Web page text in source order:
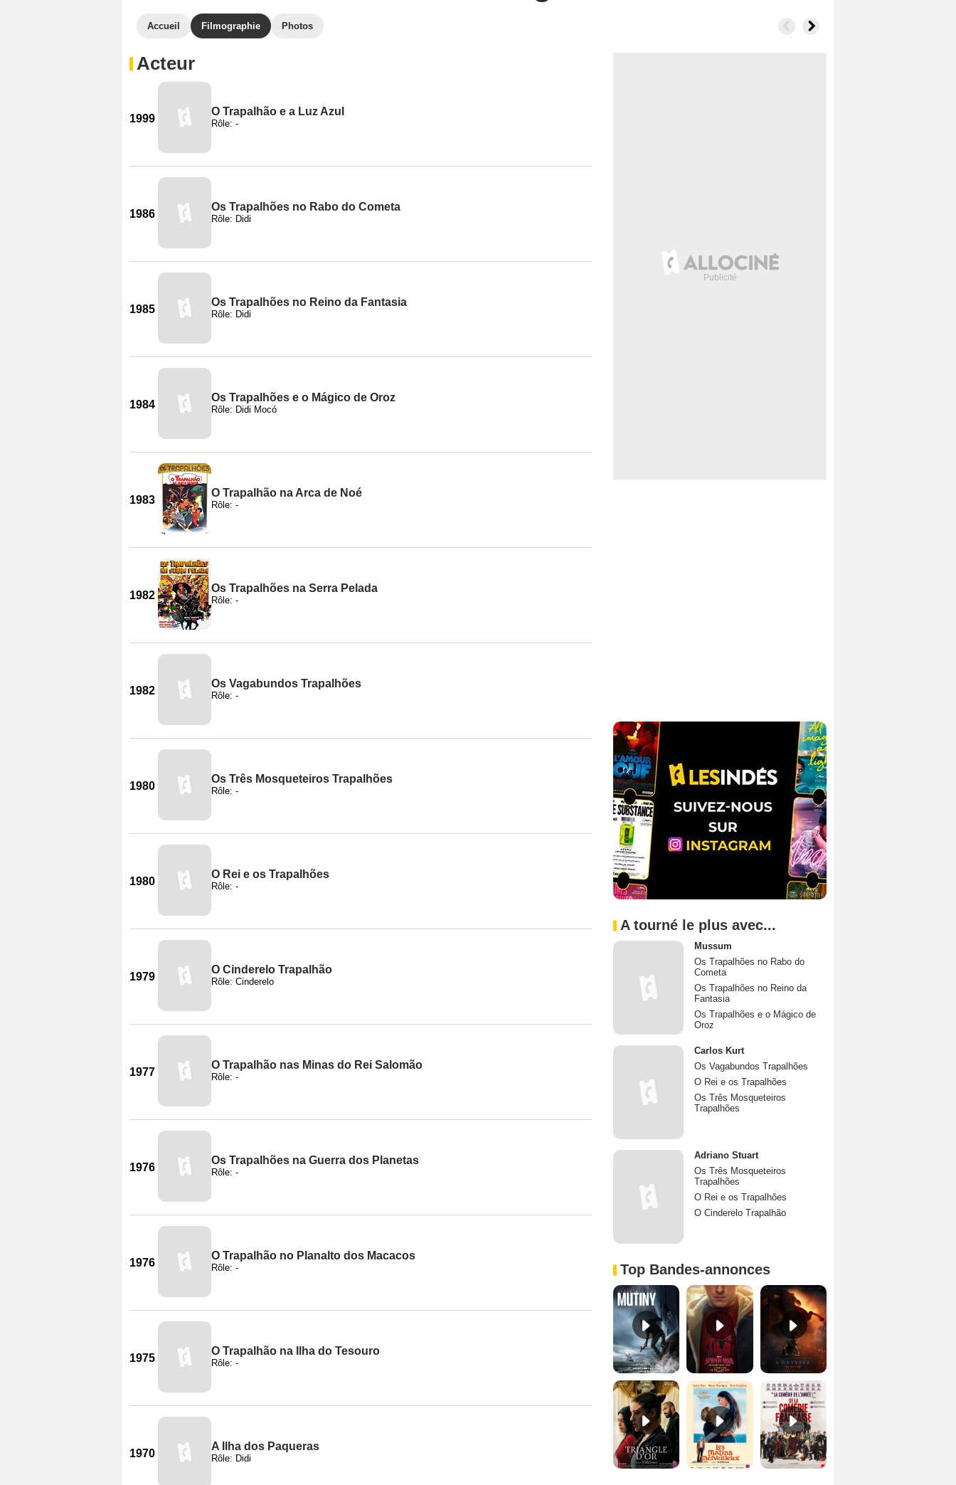
Accueil Filmographie Photos
Acteur
1999
O Trapalhão e a Luz Azul
Rôle: -
1986
Os Trapalhões no Rabo do Cometa
Rôle: Didi
1985
Os Trapalhões no Reino da Fantasia
Rôle: Didi
1984
Os Trapalhões e o Mágico de Oroz
Rôle: Didi Mocó
1983
O Trapalhão na Arca de Noé
Rôle: -
1982
Os Trapalhões na Serra Pelada
Rôle: -
1982
Os Vagabundos Trapalhões
Rôle: -
1980
Os Três Mosqueteiros Trapalhões
Rôle: -
1980
O Rei e os Trapalhões
Rôle: -
1979
O Cinderelo Trapalhão
Rôle: Cinderelo
1977
O Trapalhão nas Minas do Rei Salomão
Rôle: -
1976
Os Trapalhões na Guerra dos Planetas
Rôle: -
1976
O Trapalhão no Planalto dos Macacos
Rôle: -
1975
O Trapalhão na Ilha do Tesouro
Rôle: -
1970
A Ilha dos Paqueras
Rôle: Didi
A tourné le plus avec...
Mussum
Os Trapalhões no Rabo do
Cometa
Os Trapalhões no Reino da
Fantasia
Os Trapalhões e o Mágico de
Oroz
Carlos Kurt
Os Vagabundos Trapalhões
O Rei e os Trapalhões
Os Três Mosqueteiros
Trapalhões
Adriano Stuart
Os Três Mosqueteiros
Trapalhões
O Rei e os Trapalhões
O Cinderelo Trapalhão
Top Bandes-annonces
Mutiny Bande-annonce VO STFR Spider-Man: Brand New Day Bande-annonce VO STFR
Le Triangle d'or Bande-annonce VF De la Comédie-Française Teaser VF